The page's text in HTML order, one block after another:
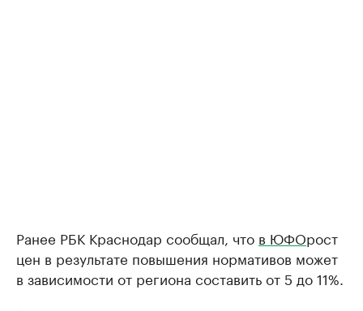
Ранее РБК Краснодар сообщал, что в ЮФОрост
цен в результате повышения нормативов может
в зависимости от региона составить от 5 до 11%.